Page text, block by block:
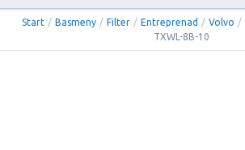
Start / Basmeny / Filter / Entreprenad / Volvo /
TXWL-8B-10